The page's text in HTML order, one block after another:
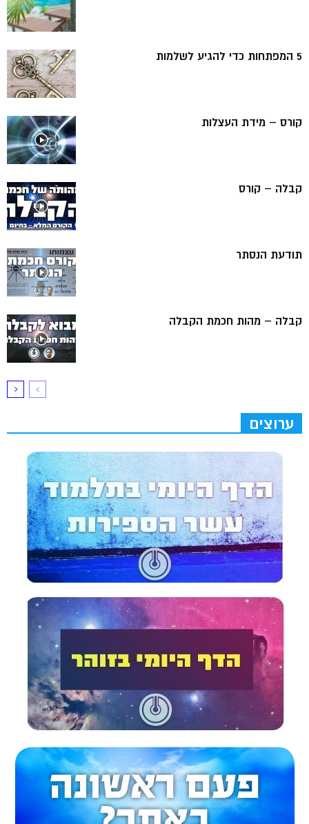
5 המפתחות כדי להגיע לשלמות
קורס – מידת העצלות
קבלה – קורס
תודעת הנסתר
קבלה – מהות חכמת הקבלה
ערוצים